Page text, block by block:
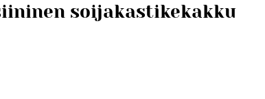
soijakastikekakku